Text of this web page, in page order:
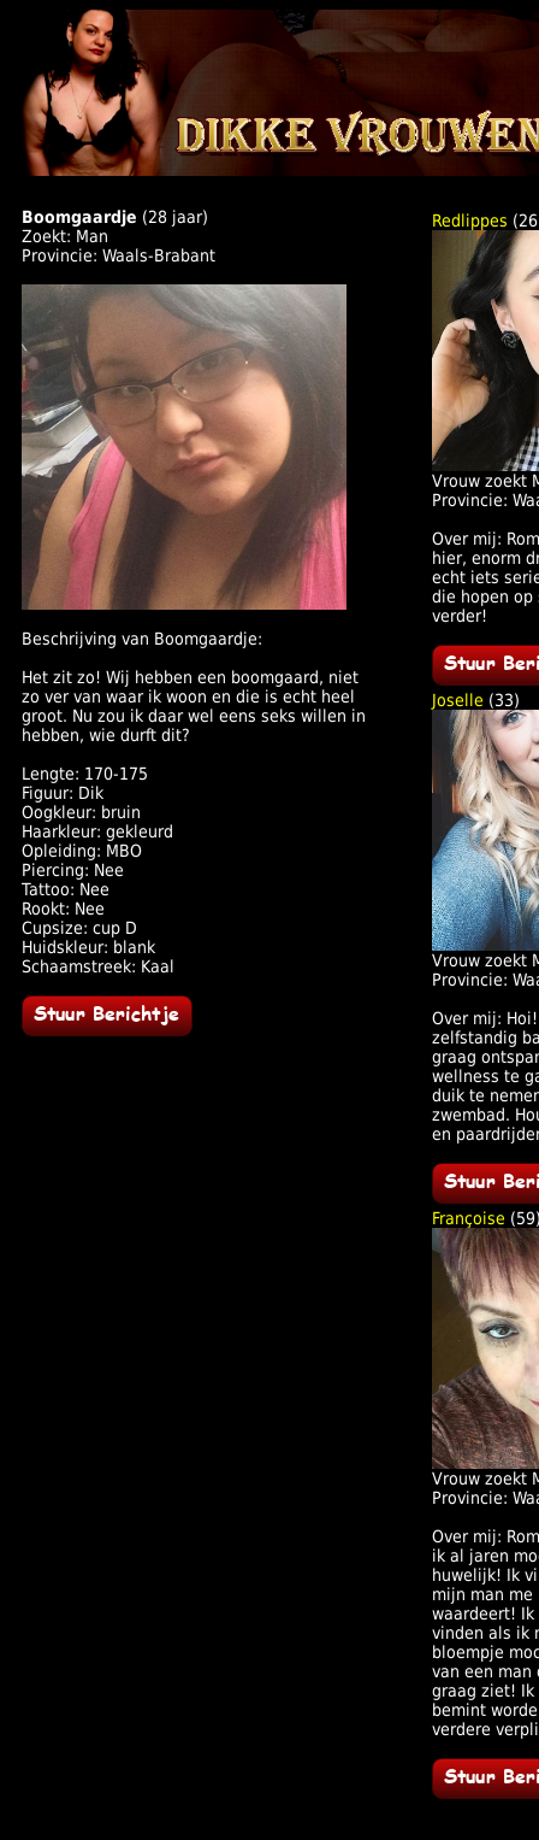
Boomgaardje (28 jaar)
Zoekt: Man
Provincie: Waals-Brabant
Beschrijving van Boomgaardje:
Het zit zo! Wij hebben een boomgaard, niet
zo ver van waar ik woon en die is echt heel
groot. Nu zou ik daar wel eens seks willen in
hebben, wie durft dit?
Lengte: 170-175
Figuur: Dik
Oogkleur: bruin
Haarkleur: gekleurd
Opleiding: MBO
Piercing: Nee
Tattoo: Nee
Rookt: Nee
Cupsize: cup D
Huidskleur: blank
Schaamstreek: Kaal
Redlippes
Vrouw zoekt
Provincie:
Over mij:
hier, enorm
echt iets
die hopen op
verder!
Joselle (33)
Vrouw zoekt
Provincie:
Over mij:
zelfstandig
graag
wellness te
duik te
zwembad.
en
Françoise
Vrouw zoekt
Provincie:
Over mij:
ik al jaren
huwelijk! Ik
mijn man me
waardeert! Ik
vinden als ik
bloempje
van een
graag ziet! Ik
bemint
verdere